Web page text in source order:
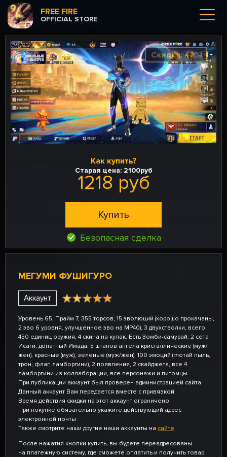
FREE FIRE
OFFICIAL STORE
Скидка: 42%
Как купить?
Старая цена: 2100руб
1218 руб
Купить
Безопасная сделка
МЕГУМИ ФУШИГУРО
Аккаунт
Уровень 65, Прайм 7, 355 торсов, 15 эволюций (хорошо прокачаны,
2 эво 6 уровня, улучшенное эво на MP40), 3 двухстволки, всего
450 единиц оружия, 4 скина на кулак. Есть Зомби-самурай, 2 сета
Исаги, донатный Имада. 5 штанов ангела кристаллические (муж/
жен), красные (муж), зелёные (муж/жен). 100 эмоций (глотай пыль,
трон, флаг, ламборгини), 2 появления, 2 скайджета, все 4
ламборгини из коллаборации, все персонажи и питомцы.
При публикации аккаунт был проверен администрацией сайта
Данный аккаунт Вам передается вместе с привязкой
Время действия скидки на этот аккаунт ограничено
При покупке обязательно укажите действующий адрес
электронной почты
Также смотрите наши другие наши аккаунты на сайте
После нажатия кнопки купить, вы будете переадресованы
на платежную систему, где сможете оплатить и получить товар.